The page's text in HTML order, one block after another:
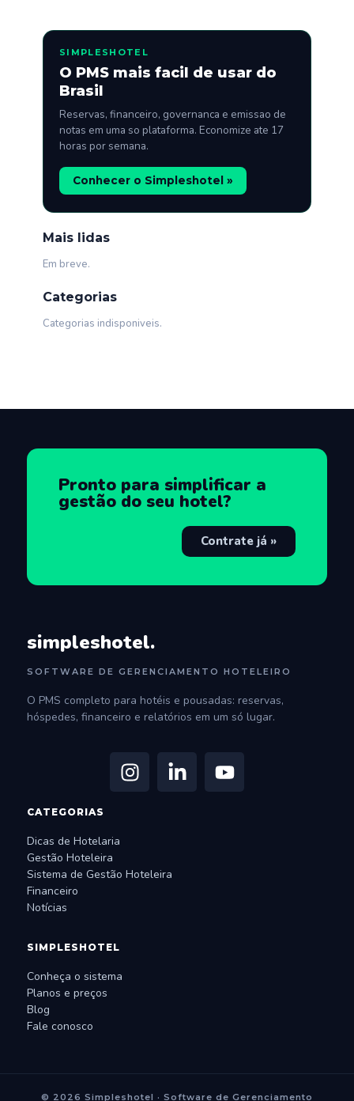
SIMPLESHOTEL
O PMS mais facil de usar do
Brasil
Reservas, financeiro, governanca e emissao de
notas em uma so plataforma. Economize ate 17
horas por semana.
Conhecer o Simpleshotel »
Mais lidas
Em breve.
Categorias
Categorias indisponiveis.
Pronto para simplificar a
gestão do seu hotel?
Contrate já »
simpleshotel.
SOFTWARE DE GERENCIAMENTO HOTELEIRO
O PMS completo para hotéis e pousadas: reservas,
hóspedes, financeiro e relatórios em um só lugar.
CATEGORIAS
Dicas de Hotelaria
Gestão Hoteleira
Sistema de Gestão Hoteleira
Financeiro
Notícias
SIMPLESHOTEL
Conheça o sistema
Planos e preços
Blog
Fale conosco
© 2026 Simpleshotel · Software de Gerenciamento